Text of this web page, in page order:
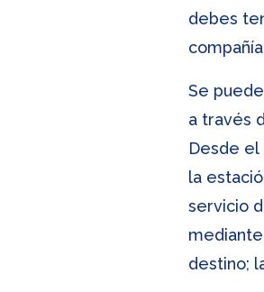
debes
Se
a través
Desde el
la
servicio
destino;